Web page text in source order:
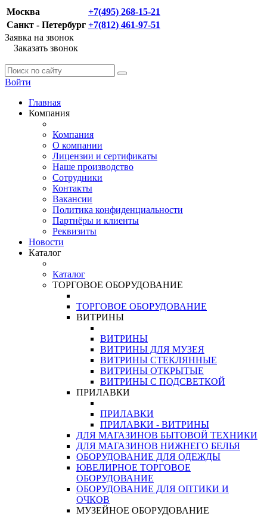
Москва
+7(495) 268-15-21
Санкт - Петербург +7(812) 461-97-51
Заявка на звонок
Заказать звонок
Войти
Главная
Компания
Компания
О компании
Лицензии и сертификаты
Наше производство
Сотрудники
Контакты
Вакансии
Политика конфиденциальности
Партнёры и клиенты
Реквизиты
Новости
Каталог
Каталог
ТОРГОВОЕ ОБОРУДОВАНИЕ
ТОРГОВОЕ ОБОРУДОВАНИЕ
ВИТРИНЫ
ВИТРИНЫ
ВИТРИНЫ ДЛЯ МУЗЕЯ
ВИТРИНЫ СТЕКЛЯННЫЕ
ВИТРИНЫ ОТКРЫТЫЕ
ВИТРИНЫ С ПОДСВЕТКОЙ
ПРИЛАВКИ
ПРИЛАВКИ
ПРИЛАВКИ - ВИТРИНЫ
ДЛЯ МАГАЗИНОВ БЫТОВОЙ ТЕХНИКИ
ДЛЯ МАГАЗИНОВ НИЖНЕГО БЕЛЬЯ
ОБОРУДОВАНИЕ ДЛЯ ОДЕЖДЫ
ЮВЕЛИРНОЕ ТОРГОВОЕ
ОБОРУДОВАНИЕ
ОБОРУДОВАНИЕ ДЛЯ ОПТИКИ И
ОЧКОВ
МУЗЕЙНОЕ ОБОРУДОВАНИЕ